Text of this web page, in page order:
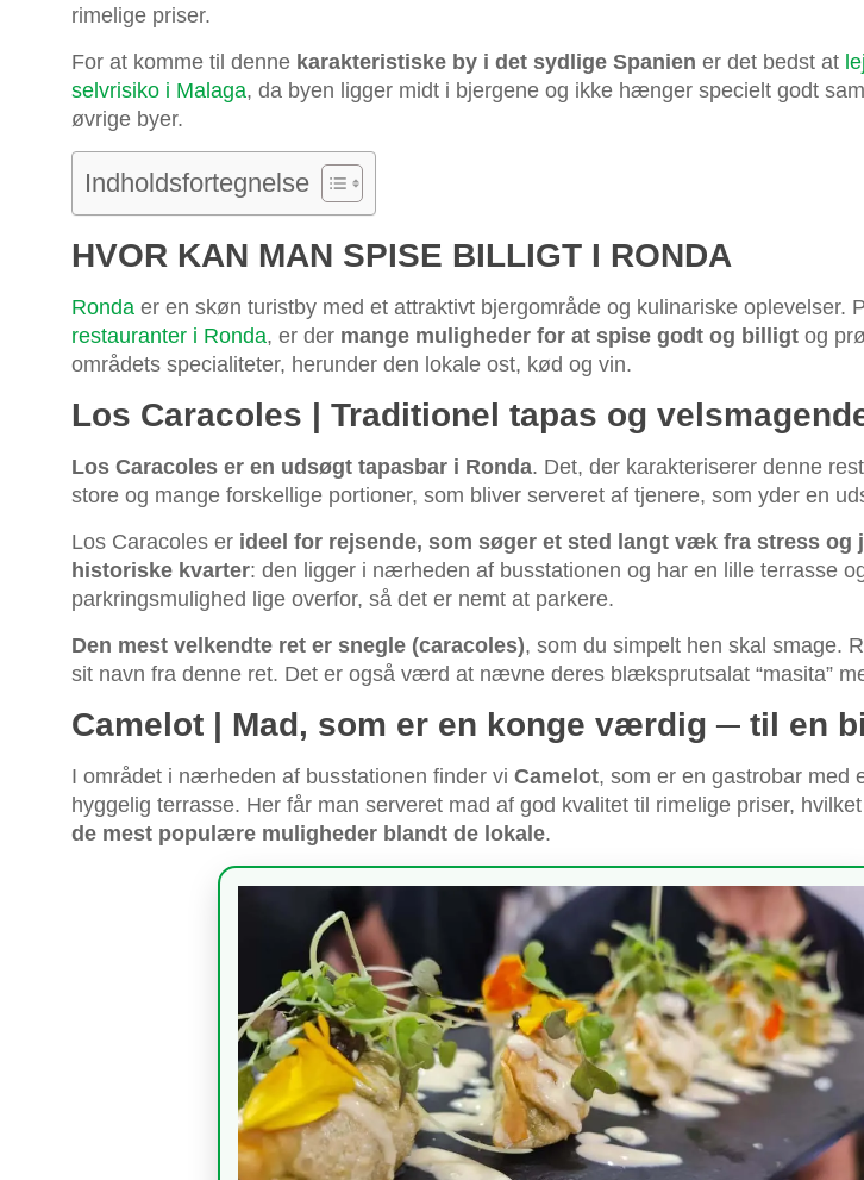
rimelige priser.
For at komme til denne karakteristiske by i det sydlige Spanien er det bedst at
selvrisiko i Malaga, da byen ligger midt i bjergene og ikke hænger specielt godt
øvrige byer.
Indholdsfortegnelse
HVOR KAN MAN SPISE BILLIGT I RONDA
Ronda er en skøn turistby med et attraktivt bjergområde og kulinariske oplevelser.
restauranter i Ronda, er der mange muligheder for at spise godt og billigt og
områdets specialiteter, herunder den lokale ost, kød og vin.
Los Caracoles | Traditionel tapas og
Los Caracoles er en udsøgt tapasbar i Ronda. Det, der karakteriserer denne
store og mange forskellige portioner, som bliver serveret af tjenere, som yder en
Los Caracoles er ideel for rejsende, som søger et sted langt væk fra stress og
historiske kvarter: den ligger i nærheden af busstationen og har en lille terrasse
parkringsmulighed lige overfor, så det er nemt at parkere.
Den mest velkendte ret er snegle (caracoles), som du simpelt hen skal smage.
sit navn fra denne ret. Det er også værd at nævne deres blæksprutsalat “masita”
Camelot | Mad, som er en konge værdig ─ til en
I området i nærheden af busstationen finder vi Camelot, som er en gastrobar med
hyggelig terrasse. Her får man serveret mad af god kvalitet til rimelige priser,
de mest populære muligheder blandt de lokale.